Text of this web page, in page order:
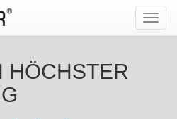
HÖCHSTER